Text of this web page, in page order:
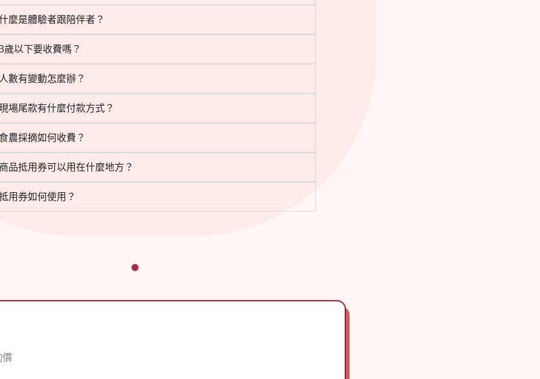
麼是體驗者跟陪伴者？
歲以下要收費嗎？
數有變動怎麼辦？
場尾款有什麼付款方式？
農採摘如何收費？
品抵用券可以用在什麼地方？
用券如何使用？
價